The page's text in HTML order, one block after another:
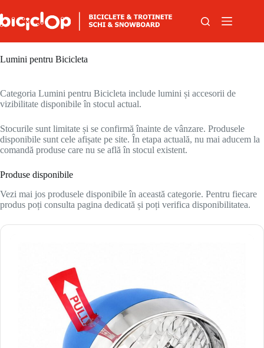
Lumini pentru Bicicleta
Categoria Lumini pentru Bicicleta include lumini și accesorii de
vizibilitate disponibile în stocul actual.
Stocurile sunt limitate și se confirmă înainte de vânzare. Produsele
disponibile sunt cele afișate pe site. În etapa actuală, nu mai aducem la
comandă produse care nu se află în stocul existent.
Produse disponibile
Vezi mai jos produsele disponibile în această categorie. Pentru fiecare
produs poți consulta pagina dedicată și poți verifica disponibilitatea.